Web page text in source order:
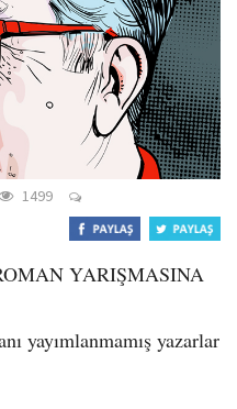
1499
YARIŞMASINA
yayımlanmamış yazarlar